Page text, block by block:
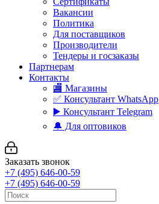
Вакансии
Политика
Для поставщиков
Производители
Тендеры и госзаказы
Партнерам
Контакты
🏬 Магазины
✅️ Консультант WhatsApp
▶️ Консультант Telegram
🔔 Для оптовиков
Заказать звонок
+7 (495) 646-00-59
+7 (495) 646-00-59